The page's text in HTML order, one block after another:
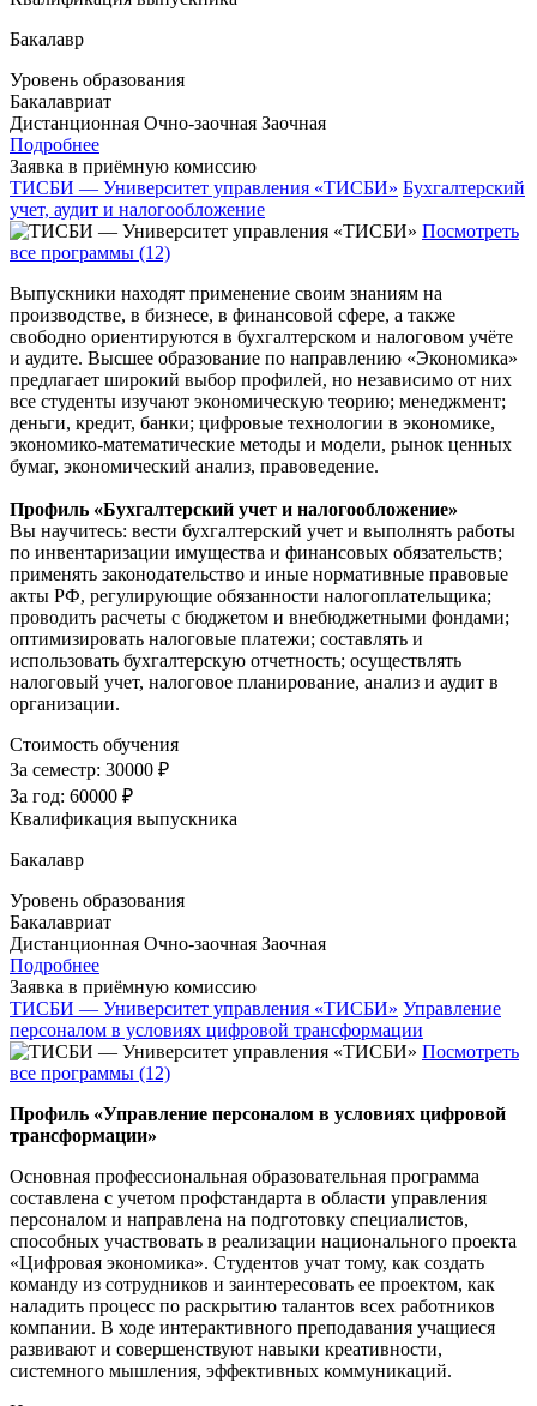
Бакалавр
Уровень образования
Бакалавриат
Дистанционная Очно-заочная Заочная
Подробнее
Заявка в приёмную комиссию
ТИСБИ — Университет управления «ТИСБИ» Бухгалтерский
учет, аудит и налогообложение
Посмотреть
все программы (12)
Выпускники находят применение своим знаниям на
производстве, в бизнесе, в финансовой сфере, а также
свободно ориентируются в бухгалтерском и налоговом учёте
и аудите. Высшее образование по направлению «Экономика»
предлагает широкий выбор профилей, но независимо от них
все студенты изучают экономическую теорию; менеджмент;
деньги, кредит, банки; цифровые технологии в экономике,
экономико-математические методы и модели, рынок ценных
бумаг, экономический анализ, правоведение.
Профиль «Бухгалтерский учет и налогообложение»
Вы научитесь: вести бухгалтерский учет и выполнять работы
по инвентаризации имущества и финансовых обязательств;
применять законодательство и иные нормативные правовые
акты РФ, регулирующие обязанности налогоплательщика;
проводить расчеты с бюджетом и внебюджетными фондами;
оптимизировать налоговые платежи; составлять и
использовать бухгалтерскую отчетность; осуществлять
налоговый учет, налоговое планирование, анализ и аудит в
организации.
Стоимость обучения
За семестр: 30000 ₽
За год: 60000 ₽
Квалификация выпускника
Бакалавр
Уровень образования
Бакалавриат
Дистанционная Очно-заочная Заочная
Подробнее
Заявка в приёмную комиссию
ТИСБИ — Университет управления «ТИСБИ» Управление
персоналом в условиях цифровой трансформации
Посмотреть
все программы (12)
Профиль «Управление персоналом в условиях цифровой
трансформации»
Основная профессиональная образовательная программа
составлена с учетом профстандарта в области управления
персоналом и направлена на подготовку специалистов,
способных участвовать в реализации национального проекта
«Цифровая экономика». Студентов учат тому, как создать
команду из сотрудников и заинтересовать ее проектом, как
наладить процесс по раскрытию талантов всех работников
компании. В ходе интерактивного преподавания учащиеся
развивают и совершенствуют навыки креативности,
системного мышления, эффективных коммуникаций.